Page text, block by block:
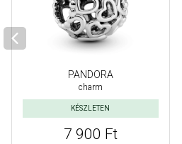
PANDORA
charm
KÉSZLETEN
7 900 Ft